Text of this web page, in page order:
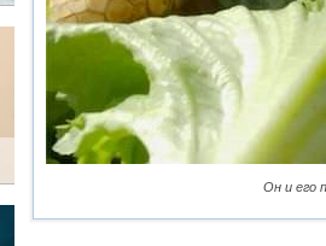
Он и его